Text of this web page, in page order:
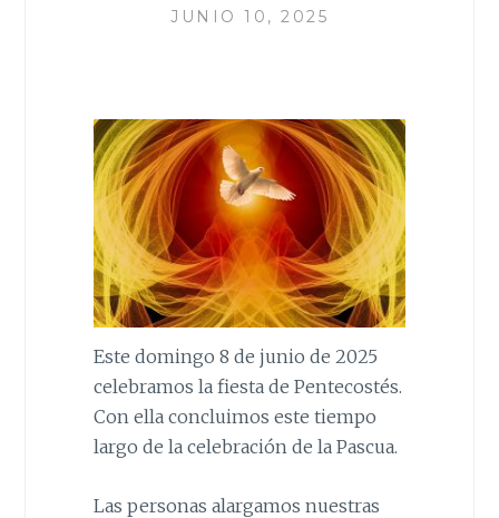
JUNIO 10, 2025
Este domingo 8 de junio de 2025
celebramos la fiesta de Pentecostés.
Con ella concluimos este tiempo
largo de la celebración de la Pascua.
Las personas alargamos nuestras